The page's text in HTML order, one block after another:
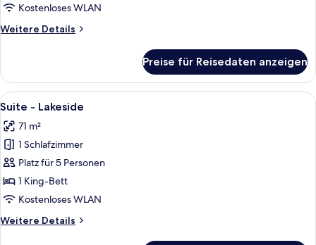
Kostenloses WLAN
Weitere Details
Weitere
Zimmer
Preise für Reisedaten anzeigen
Alle
Fotos
für
Suite
-
Lakeside
anzeigen
Ein modernes Hotelzimmer mit
13
Suite - Lakeside
71 m²
1 Schlafzimmer
Platz für 5 Personen
1 King-Bett
Kostenloses WLAN
Weitere Details
Weitere